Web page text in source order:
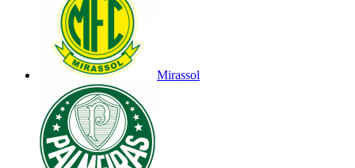
Mirassol